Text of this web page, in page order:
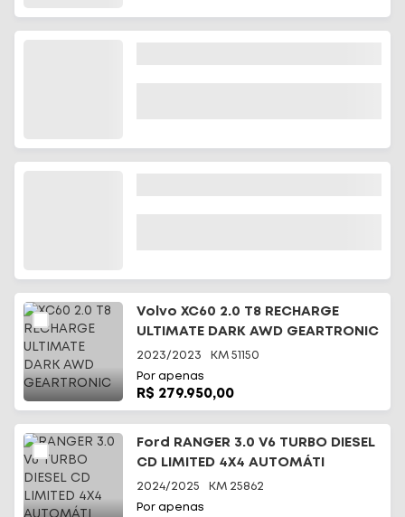
Volvo XC60 2.0 T8 RECHARGE
ULTIMATE DARK AWD GEARTRONIC
2023/2023 KM 51150
Por apenas
R$ 279.950,00
Ford RANGER 3.0 V6 TURBO DIESEL
CD LIMITED 4X4 AUTOMÁTI
2024/2025 KM 25862
Por apenas